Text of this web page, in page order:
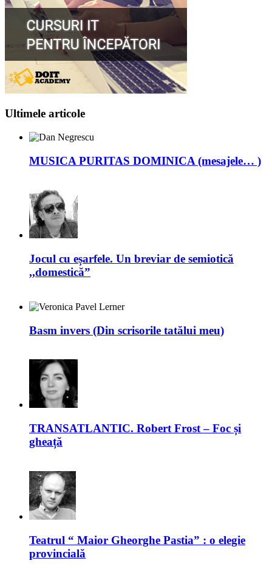
Ultimele articole
MUSICA PURITAS DOMINICA (mesajele… )
Jocul cu eșarfele. Un breviar de semiotică
,,domestică”
Basm invers (Din scrisorile tatălui meu)
TRANSATLANTIC. Robert Frost – Foc și
gheață
Teatrul “ Maior Gheorghe Pastia” : o elegie
provincială